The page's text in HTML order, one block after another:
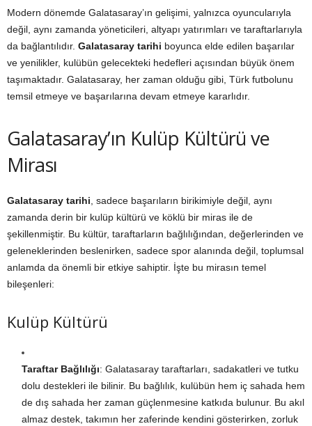
Modern dönemde Galatasaray’ın gelişimi, yalnızca oyuncularıyla
değil, aynı zamanda yöneticileri, altyapı yatırımları ve taraftarlarıyla
da bağlantılıdır. Galatasaray tarihi boyunca elde edilen başarılar
ve yenilikler, kulübün gelecekteki hedefleri açısından büyük önem
taşımaktadır. Galatasaray, her zaman olduğu gibi, Türk futbolunu
temsil etmeye ve başarılarına devam etmeye kararlıdır.
Galatasaray’ın Kulüp Kültürü ve
Mirası
Galatasaray tarihi, sadece başarıların birikimiyle değil, aynı
zamanda derin bir kulüp kültürü ve köklü bir miras ile de
şekillenmiştir. Bu kültür, taraftarların bağlılığından, değerlerinden ve
geleneklerinden beslenirken, sadece spor alanında değil, toplumsal
anlamda da önemli bir etkiye sahiptir. İşte bu mirasın temel
bileşenleri:
Kulüp Kültürü
Taraftar Bağlılığı: Galatasaray taraftarları, sadakatleri ve tutku
dolu destekleri ile bilinir. Bu bağlılık, kulübün hem iç sahada hem
de dış sahada her zaman güçlenmesine katkıda bulunur. Bu akıl
almaz destek, takımın her zaferinde kendini gösterirken, zorluk